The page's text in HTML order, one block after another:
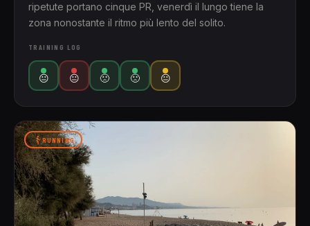
ripetute portano cinque PR, venerdì il lungo tiene la
zona nonostante il ritmo più lento del solito.
TRAINING LOG
😐 😐 🙁 🙁 😐
RUNNING